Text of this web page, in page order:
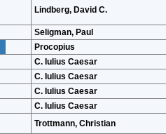
Lindberg, David C.
Seligman, Paul
Procopius
C. Iulius Caesar
C. Iulius Caesar
C. Iulius Caesar
C. Iulius Caesar
Trottmann, Christian